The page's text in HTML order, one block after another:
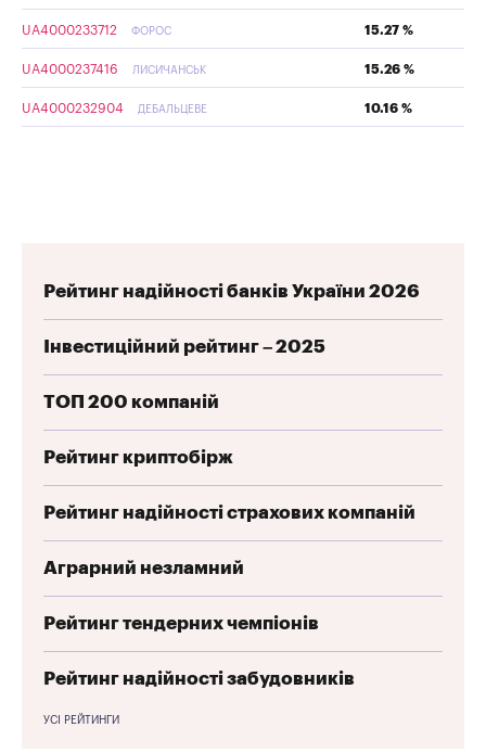
UA4000233712 ФОРОС 15.27 %
UA4000237416 ЛИСИЧАНСЬК 15.26 %
UA4000232904 ДЕБАЛЬЦЕВЕ 10.16 %
Рейтинг надійності банків України 2026
Інвестиційний рейтинг – 2025
ТОП 200 компаній
Рейтинг криптобірж
Рейтинг надійності страхових компаній
Аграрний незламний
Рейтинг тендерних чемпіонів
Рейтинг надійності забудовників
УСІ РЕЙТИНГИ